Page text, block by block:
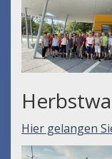
Hier gelangen